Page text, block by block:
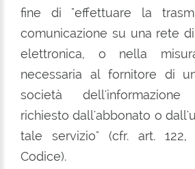
fine di "effettuare la
comunicazione su una rete
elettronica, o nella
necessaria al fornitore di
società dell'informazione
richiesto dall'abbonato o
tale servizio" (cfr. art.
Codice).